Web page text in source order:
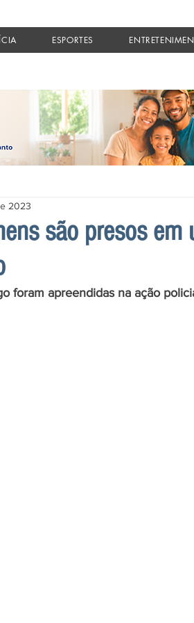
ESPORTES
são presos
2023
foram apreendidas na ação